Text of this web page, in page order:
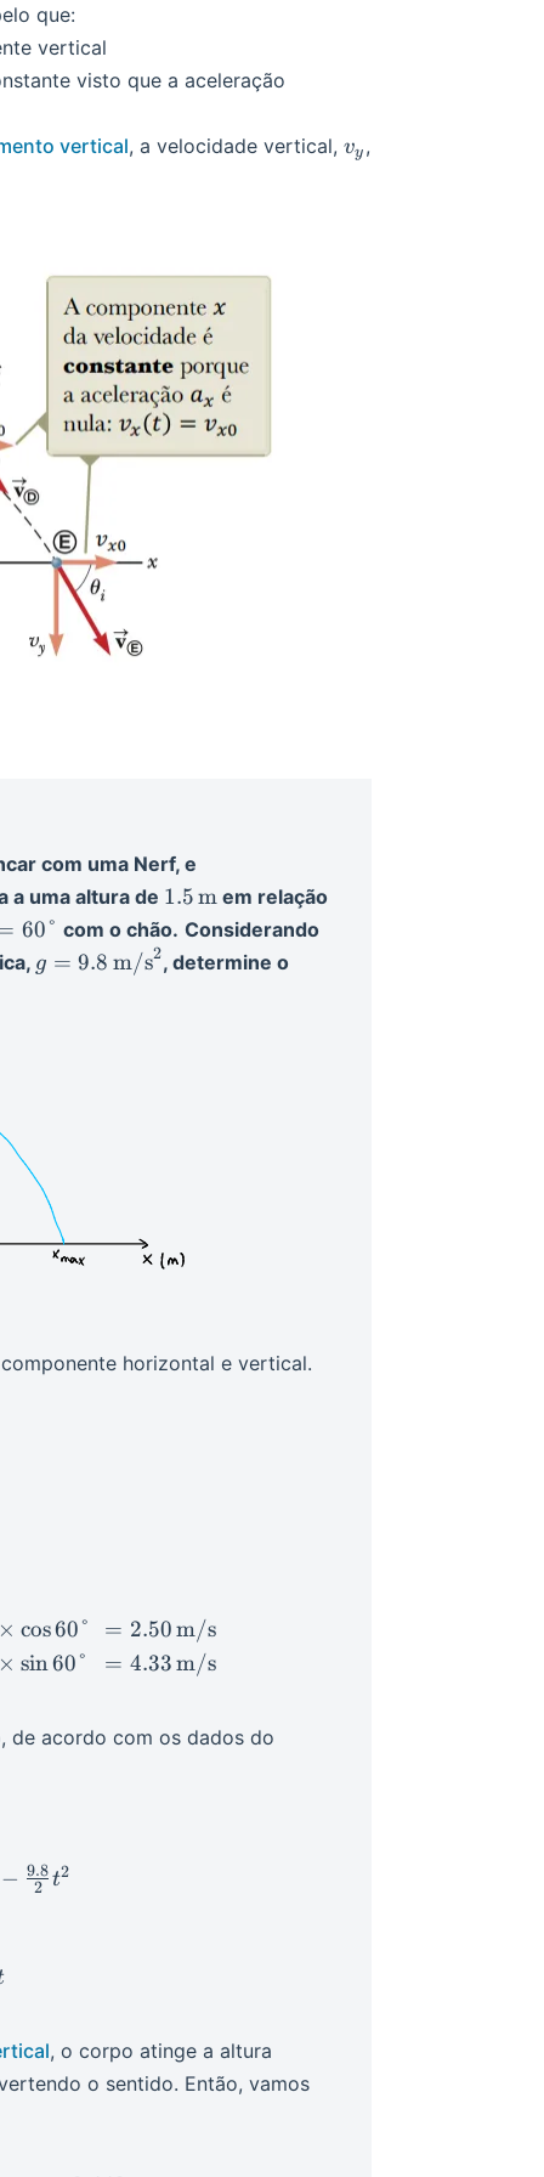
que:
vertical
visto que a aceleração
vertical, a velocidade vertical, v_y
vy ,
com uma Nerf, e
a uma altura de 1.5
\op{m}
1.5m em relação
=
60° com o chão. Considerando
g = 9.8
g = 9.8 m/s2, determine o
horizontal e vertical.
v_{x,0} &= v_0 \cos \theta\\ v_{y,0} &=
× cos60°
× sin60°
= 2.50m/s
= 4.33m/s
de acordo com os dados do
\begin{cases} x(t) &= 2.50 t\\ y(t) &=
− 2
9.8t2
, o corpo atinge a altura
o sentido. Então, vamos